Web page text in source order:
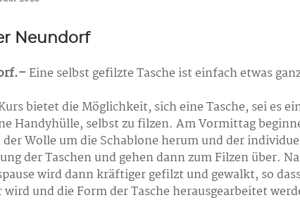
Neundorf
Eine selbst gefilzte Tasche ist einfach etwas
bietet die Möglichkeit, sich eine Tasche, sei es
Handyhülle, selbst zu filzen. Am Vormittag
Wolle um die Schablone herum und der
der Taschen und gehen dann zum Filzen über.
wird dann kräftiger gefilzt und gewalkt, so
wird und die Form der Tasche herausgearbeitet